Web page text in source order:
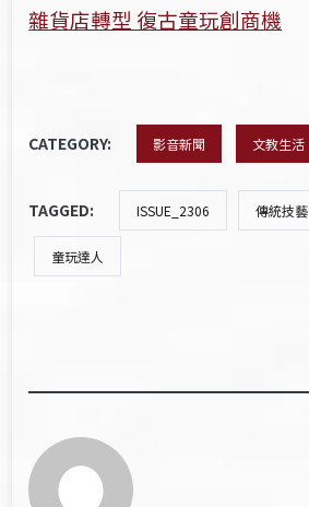
雜貨店轉型 復古童玩創商機
CATEGORY: 影音新聞 文教生活
TAGGED: ISSUE_2306 傳統技藝
童玩達人